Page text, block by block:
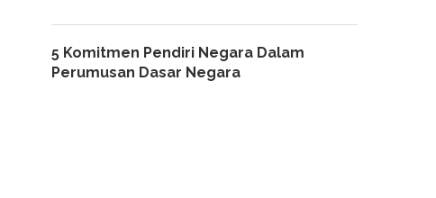
5 Komitmen Pendiri Negara Dalam
Perumusan Dasar Negara